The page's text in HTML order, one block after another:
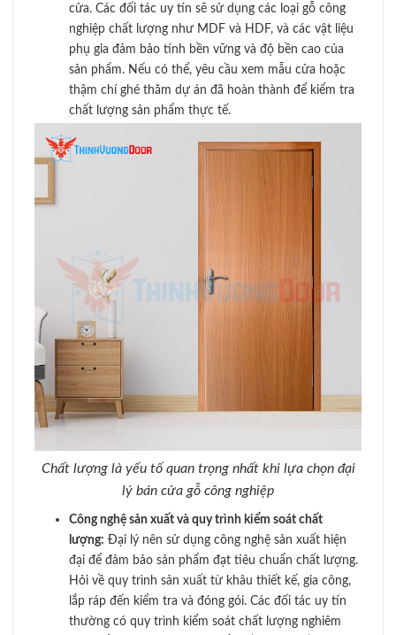
cửa. Các đối tác uy tín sẽ sử dụng các loại gỗ công
nghiệp chất lượng như MDF và HDF, và các vật liệu
phụ gia đảm bảo tính bền vững và độ bền cao của
sản phẩm. Nếu có thể, yêu cầu xem mẫu cửa hoặc
thậm chí ghé thăm dự án đã hoàn thành để kiểm tra
chất lượng sản phẩm thực tế.
Chất lượng là yếu tố quan trọng nhất khi lựa chọn đại
lý bán cửa gỗ công nghiệp
Công nghệ sản xuất và quy trình kiểm soát chất
lượng: Đại lý nên sử dụng công nghệ sản xuất hiện
đại để đảm bảo sản phẩm đạt tiêu chuẩn chất lượng.
Hỏi về quy trình sản xuất từ khâu thiết kế, gia công,
lắp ráp đến kiểm tra và đóng gói. Các đối tác uy tín
thường có quy trình kiểm soát chất lượng nghiêm